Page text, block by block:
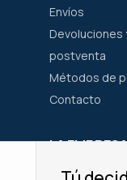
Envíos
Devoluciones
postventa
Métodos de
Contacto
LA EMPRESA
¿Quienes